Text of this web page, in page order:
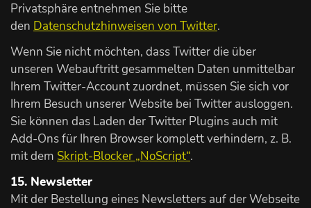
Privatsphäre entnehmen Sie bitte
den Datenschutzhinweisen von Twitter.
Wenn Sie nicht möchten, dass Twitter die über
unseren Webauftritt gesammelten Daten unmittelbar
Ihrem Twitter-Account zuordnet, müssen Sie sich vor
Ihrem Besuch unserer Website bei Twitter ausloggen.
Sie können das Laden der Twitter Plugins auch mit
Add-Ons für Ihren Browser komplett verhindern, z. B.
mit dem Skript-Blocker „NoScript“.
15. Newsletter
Mit der Bestellung eines Newsletters auf der Webseite